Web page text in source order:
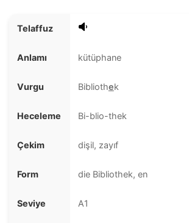
Telaffuz
Anlamı kütüphane
Vurgu Bibliothek
Heceleme Bi-blio-thek
Çekim dişil, zayıf
Form die Bibliothek, en
Seviye A1